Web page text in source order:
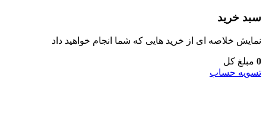
سبد خرید
نمایش خلاصه ای از خرید هایی که شما انجام خواهید داد
0 مبلغ کل
تسویه حساب